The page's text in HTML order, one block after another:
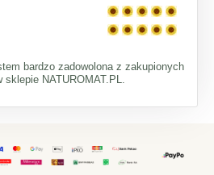
bardzo zadowolona z zakupionych
sklepie NATUROMAT.PL.